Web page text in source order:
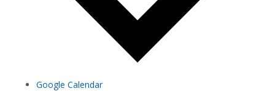
Google Calendar